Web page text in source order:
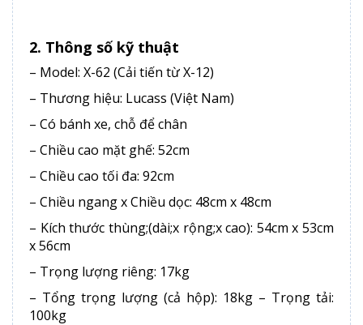
2. Thông số kỹ thuật
– Model: X-62 (Cải tiến từ X-12)
– Thương hiệu: Lucass (Việt Nam)
– Có bánh xe, chỗ để chân
– Chiều cao mặt ghế: 52cm
– Chiều cao tối đa: 92cm
– Chiều ngang x Chiều dọc: 48cm x 48cm
– Kích thước thùng;(dài;x rộng;x cao): 54cm x 53cm
x 56cm
– Trọng lượng riêng: 17kg
– Tổng trọng lượng (cả hộp): 18kg – Trọng tải:
100kg